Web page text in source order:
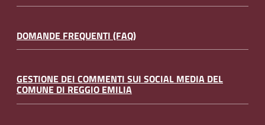
DOMANDE FREQUENTI (FAQ)
GESTIONE DEI COMMENTI SUI SOCIAL MEDIA DEL
COMUNE DI REGGIO EMILIA